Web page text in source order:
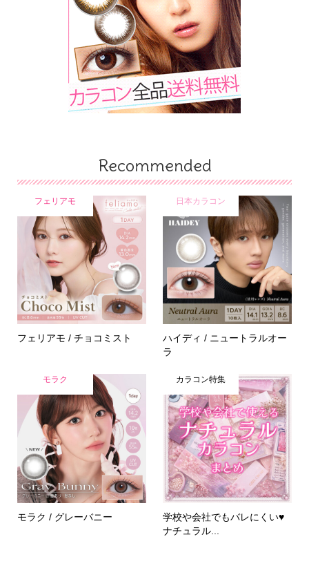
Recommended
フェリアモ
フェリアモ / チョコミスト
日本カラコン
ハイディ / ニュートラルオー
ラ
モラク
モラク / グレーバニー
カラコン特集
学校や会社でもバレにくい♥
ナチュラル...